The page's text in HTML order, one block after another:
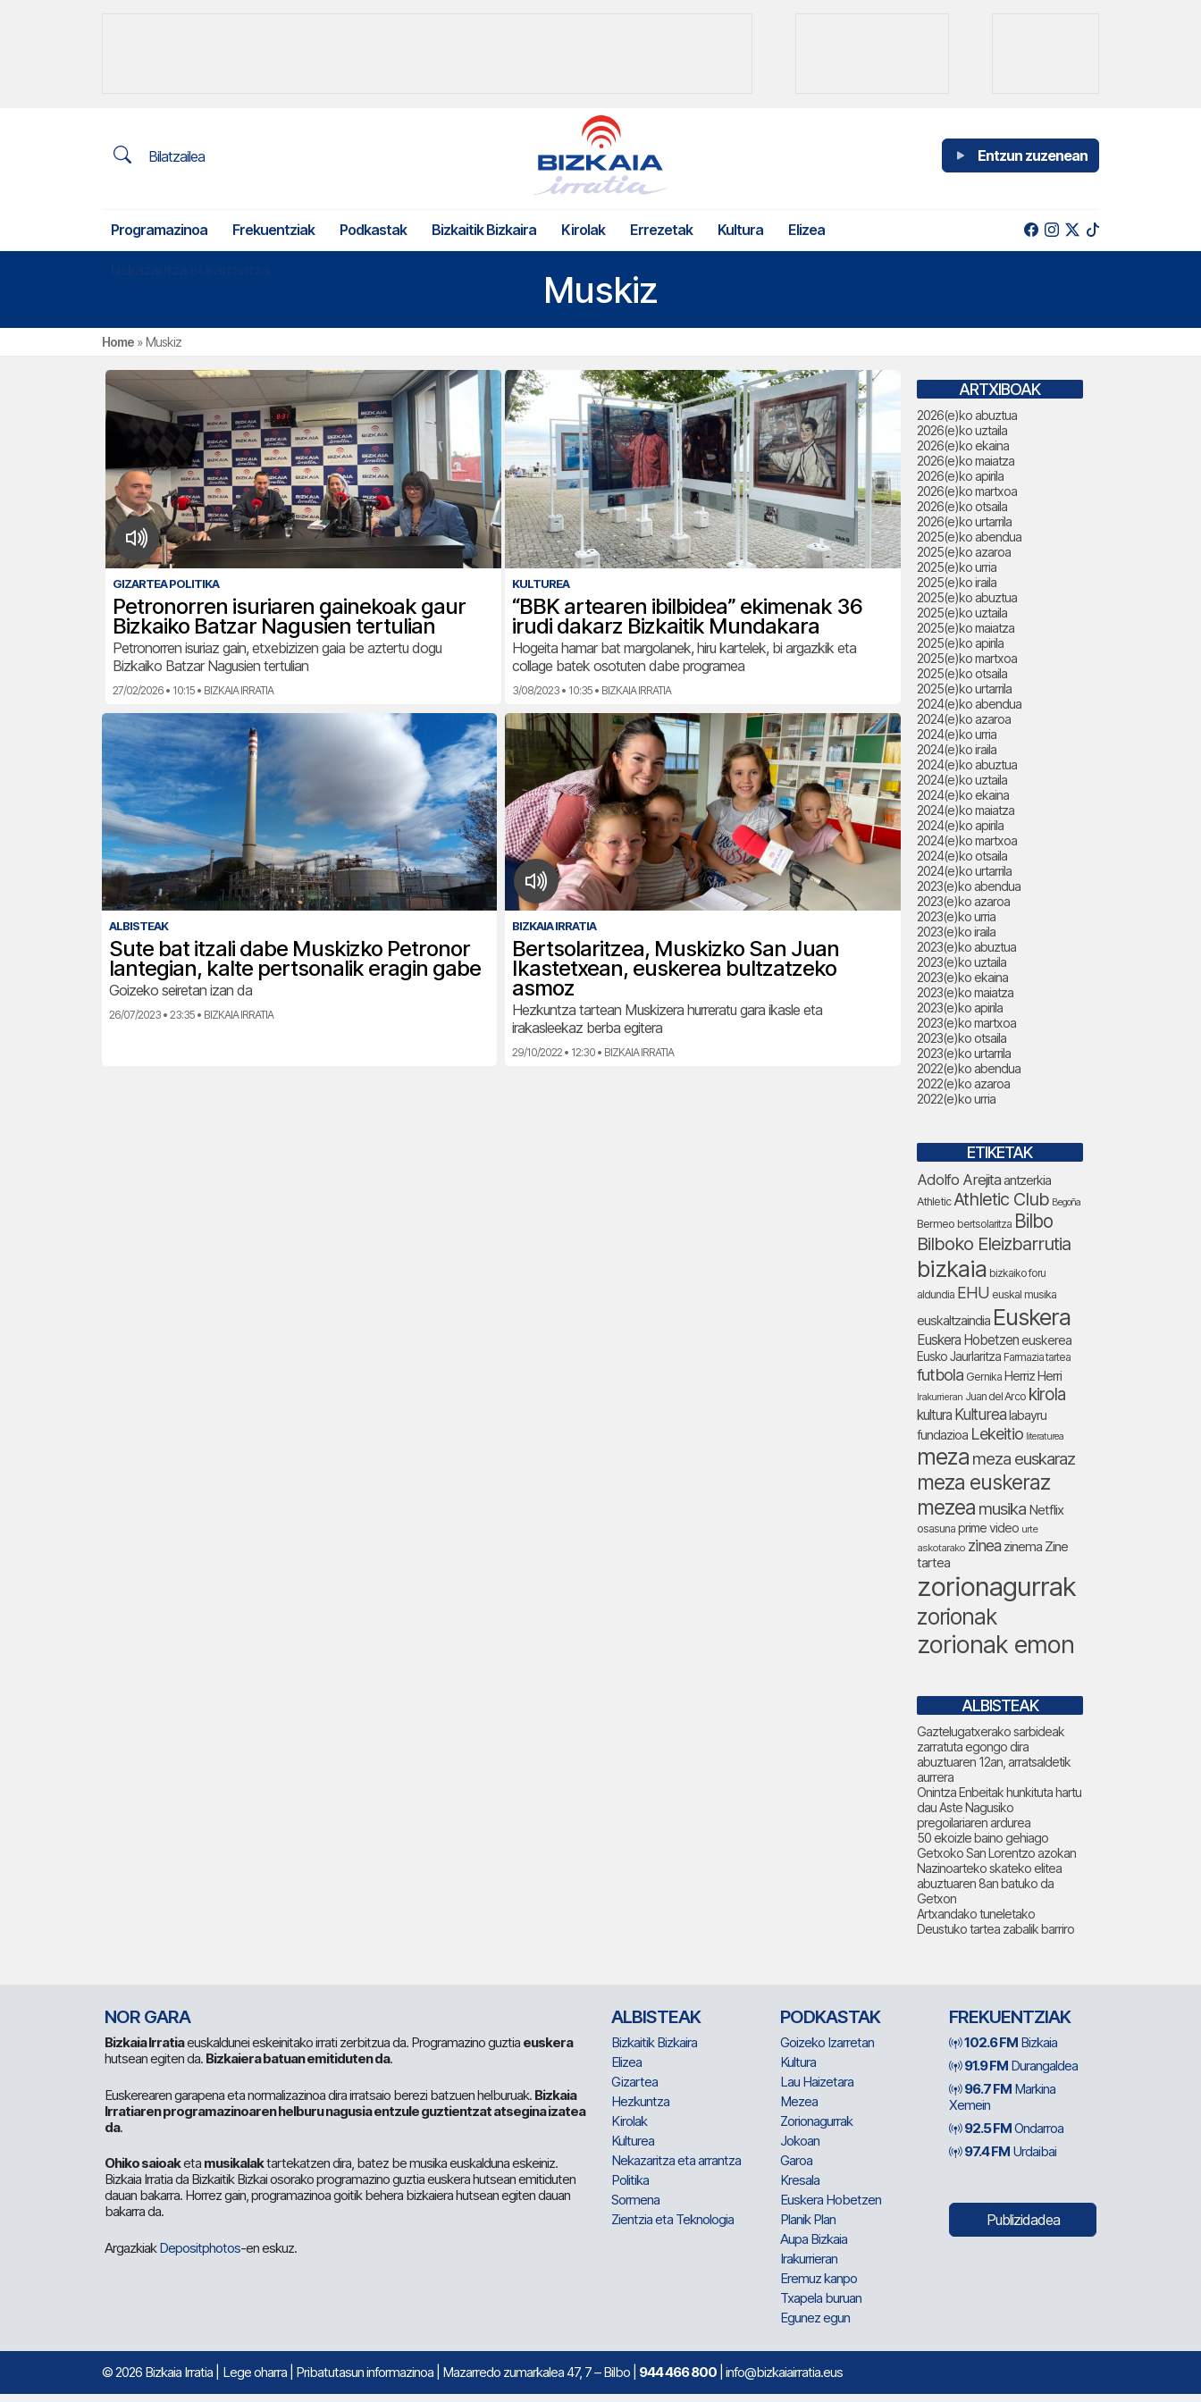
Bilatzailea Entzun zuzenean
Programazinoa Frekuentziak Podkastak Bizkaitik Bizkaira Kirolak Errezetak Kultura Elizea
Muskiz
Home »Muskiz
GIZARTEA POLITIKA
Petronorren isuriaren gainekoak gaur
Bizkaiko Batzar Nagusien tertulian
Petronorren isuriaz gain, etxebizizen gaia be aztertu dogu
Bizkaiko Batzar Nagusien tertulian
27/02/2026 • 10:15 • BIZKAIA IRRATIA
KULTUREA
“BBK artearen ibilbidea” ekimenak 36
irudi dakarz Bizkaitik Mundakara
Hogeita hamar bat margolanek, hiru kartelek, bi argazkik eta
collage batek osotuten dabe programea
3/08/2023 • 10:35 • BIZKAIA IRRATIA
ALBISTEAK
Sute bat itzali dabe Muskizko Petronor
lantegian, kalte pertsonalik eragin gabe
Goizeko seiretan izan da
26/07/2023 • 23:35 • BIZKAIA IRRATIA
BIZKAIA IRRATIA
Bertsolaritzea, Muskizko San Juan
Ikastetxean, euskerea bultzatzeko
asmoz
Hezkuntza tartean Muskizera hurreratu gara ikasle eta
irakasleekaz berba egitera
29/10/2022 • 12:30 • BIZKAIA IRRATIA
ARTXIBOAK
2026(e)ko abuztua
2026(e)ko uztaila
2026(e)ko ekaina
2026(e)ko maiatza
2026(e)ko apirila
2026(e)ko martxoa
2026(e)ko otsaila
2026(e)ko urtarrila
2025(e)ko abendua
2025(e)ko azaroa
2025(e)ko urria
2025(e)ko iraila
2025(e)ko abuztua
2025(e)ko uztaila
2025(e)ko maiatza
2025(e)ko apirila
2025(e)ko martxoa
2025(e)ko otsaila
2025(e)ko urtarrila
2024(e)ko abendua
2024(e)ko azaroa
2024(e)ko urria
2024(e)ko iraila
2024(e)ko abuztua
2024(e)ko uztaila
2024(e)ko ekaina
2024(e)ko maiatza
2024(e)ko apirila
2024(e)ko martxoa
2024(e)ko otsaila
2024(e)ko urtarrila
2023(e)ko abendua
2023(e)ko azaroa
2023(e)ko urria
2023(e)ko iraila
2023(e)ko abuztua
2023(e)ko uztaila
2023(e)ko ekaina
2023(e)ko maiatza
2023(e)ko apirila
2023(e)ko martxoa
2023(e)ko otsaila
2023(e)ko urtarrila
2022(e)ko abendua
2022(e)ko azaroa
2022(e)ko urria
ETIKETAK
Adolfo Arejitaantzerkia
Athletic Athletic Club Begoña
Bermeo bertsolaritza Bilbo
Bilboko Eleizbarrutia
bizkaia bizkaiko foru
aldundia EHU euskal musika
euskaltzaindia Euskera
Euskera Hobetzeneuskerea
Eusko Jaurlaritza Farmazia tartea
futbola Gernika Herriz Herri
Irakurrieran Juan del Arco kirola
kultura Kulturealabayru
fundazioa Lekeitio literaturea
meza meza euskaraz
meza euskeraz
mezea musika Netflix
osasuna prime video urte
askotarako zinea zinema Zine
tartea
zorionagurrak
zorionak
zorionak emon
ALBISTEAK
Gaztelugatxerako sarbideak
zarratuta egongo dira
abuztuaren 12an, arratsaldetik
aurrera
Onintza Enbeitak hunkituta hartu
dau Aste Nagusiko
pregoilariaren ardurea
50 ekoizle baino gehiago
Getxoko San Lorentzo azokan
Nazinoarteko skateko elitea
abuztuaren 8an batuko da
Getxon
Artxandako tuneletako
Deustuko tartea zabalik barriro
NOR GARA
Bizkaia Irratiaeuskaldunei eskeinitako irrati zerbitzua da. Programazino guztia euskera
hutsean egiten da. Bizkaiera batuan emitiduten da.
Euskerearen garapena eta normalizazinoa dira irratsaio berezi batzuen helburuak. Bizkaia
Irratiaren programazinoaren helburu nagusia entzule guztientzat atsegina izatea
da.
Ohiko saioaketa musikalaktartekatzen dira, batez be musika euskalduna eskeiniz.
Bizkaia Irratia da Bizkaitik Bizkai osorako programazino guztia euskera hutsean emitiduten
dauan bakarra. Horrez gain, programazinoa goitik behera bizkaiera hutsean egiten dauan
bakarra da.
ArgazkiakDepositphotos-en eskuz.
ALBISTEAK
Bizkaitik Bizkaira
Elizea
Gizartea
Hezkuntza
Kirolak
Kulturea
Nekazaritza eta arrantza
Politika
Sormena
Zientzia eta Teknologia
PODKASTAK
Goizeko Izarretan
Kultura
Lau Haizetara
Mezea
Zorionagurrak
Jokoan
Garoa
Kresala
Euskera Hobetzen
Planik Plan
Aupa Bizkaia
Irakurrieran
Eremuz kanpo
Txapela buruan
Egunez egun
FREKUENTZIAK
102.6 FM Bizkaia
91.9 FM Durangaldea
96.7 FM Markina
Xemein
92.5 FMOndarroa
97.4 FM Urdaibai
Publizidadea
© 2026 Bizkaia Irratia Lege oharra Pribatutasun informazinoa | Mazarredo zumarkalea 47, 7 – Bilbo | 944 466 800 | info@bizkaiairratia.eus